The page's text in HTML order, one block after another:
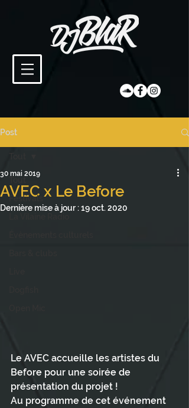
Post
Festivals
AVEC x Le Before
30 mai 2019
Dernière mise à jour :19 oct. 2020
Le AVEC accueille les artistes du
Before pour une soirée de
présentation du projet !
Au programme de cet événement